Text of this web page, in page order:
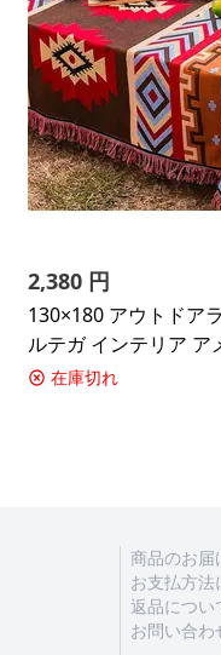
2,380 円
130×180 アウトドア
ルテガ インテリア ア
在庫切れ
商品のお届
お支払方法
返品につい
お問い合わ